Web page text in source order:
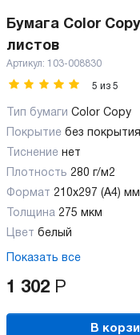
Бумага Color
листов
Артикул: 103-008830
5 из 5
Тип бумаги Color Copy
Покрытие без покрытия
Тиснение нет
Плотность 280 г/м2
Формат 210x297 (А4) мм
Толщина 275 мкм
Цвет белый
Показать все
1 302 Р
В